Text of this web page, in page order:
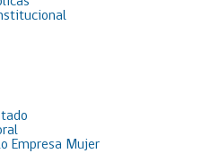
Empresa Mujer